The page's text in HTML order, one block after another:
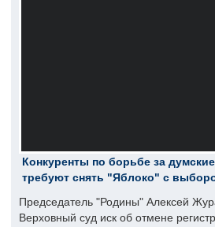
Конкуренты по борьбе за
требуют снять "Яблоко" с
Председатель "Родины" Алексей
Верховный суд иск об отмене